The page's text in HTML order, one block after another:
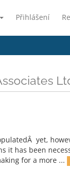
Přihlášení
yet,
it has been
for a more ...